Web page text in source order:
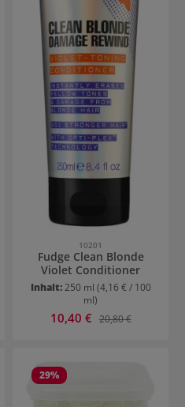
10201
Fudge Clean Blonde
Violet Conditioner
Inhalt:250 ml (4,16 € / 100
ml)
Verkaufspreis:
10,40 € Regulärer Preis:
20,80 €
29%